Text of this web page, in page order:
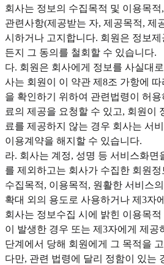
회사는 정보의 수집목적 및 이용목
관련사항(제공받는 자, 제공목적, 제
시하거나 고지합니다. 회원은 정보제
든지 그 동의를 철회할 수 있습니다.
다. 회원은 회사에게 정보를 사실대
사는 회원이 이 약관 제8조 가항에
을 확인하기 위하여 관련법령이 허
료의 제공을 요청할 수 있고, 회원이
료를 제공하지 않는 경우 회사는 서
이용계약을 해지할 수 있습니다.
라. 회사는 계정, 성명 등 서비스화면
를 제외하고는 회사가 수집한 회원정
수집목적, 이용목적, 원활한 서비스
확대 외의 용도로 사용하거나 제3자
회사는 정보수집 시에 밝힌 이용목
이 발생한 경우 또는 제3자에게 제공
단계에서 당해 회원에게 그 목적을
다만, 관련 법령에 달리 정함이 있는